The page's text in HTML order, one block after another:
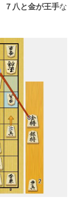
７八と金が王手な